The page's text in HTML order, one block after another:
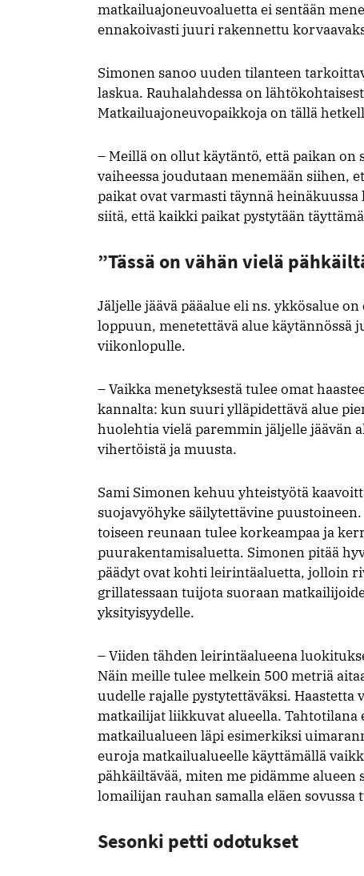
matkailuajoneuvoaluetta ei sentään
ennakoivasti juuri rakennettu
Simonen sanoo uuden tilanteen
laskua. Rauhalahdessa on
Matkailuajoneuvopaikkoja on tällä
– Meillä on ollut käytäntö, että paikan on
vaiheessa joudutaan menemään siihen,
paikat ovat varmasti täynnä
siitä, että kaikki paikat pystytään
”Tässä on vähän vielä
Jäljelle jäävä pääalue eli ns. ykkösalue
loppuun, menetettävä alue käytännössä
viikonlopulle.
– Vaikka menetyksestä tulee omat
kannalta: kun suuri ylläpidettävä alue
huolehtia vielä paremmin jäljelle jäävän
vihertöistä ja muusta.
Sami Simonen kehuu yhteistyötä
suojavyöhyke säilytettävine
toiseen reunaan tulee korkeampaa ja
puurakentamisaluetta. Simonen pitää
päädyt ovat kohti leirintäaluetta, jolloin
grillatessaan tuijota suoraan
yksityisyydelle.
– Viiden tähden leirintäalueena
Näin meille tulee melkein 500 metriä
uudelle rajalle pystytettäväksi.
matkailijat liikkuvat alueella. Tahtotilana
matkailualueen läpi esimerkiksi
euroja matkailualueelle käyttämällä
pähkäiltävää, miten me pidämme
lomailijan rauhan samalla eläen sovussa
Sesonki petti odotukset